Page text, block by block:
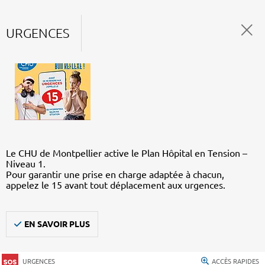
URGENCES
Le CHU de Montpellier active le Plan Hôpital en Tension –
Niveau 1.
Pour garantir une prise en charge adaptée à chacun,
appelez le 15 avant tout déplacement aux urgences.
EN SAVOIR PLUS
URGENCES ACCÈS RAPIDES